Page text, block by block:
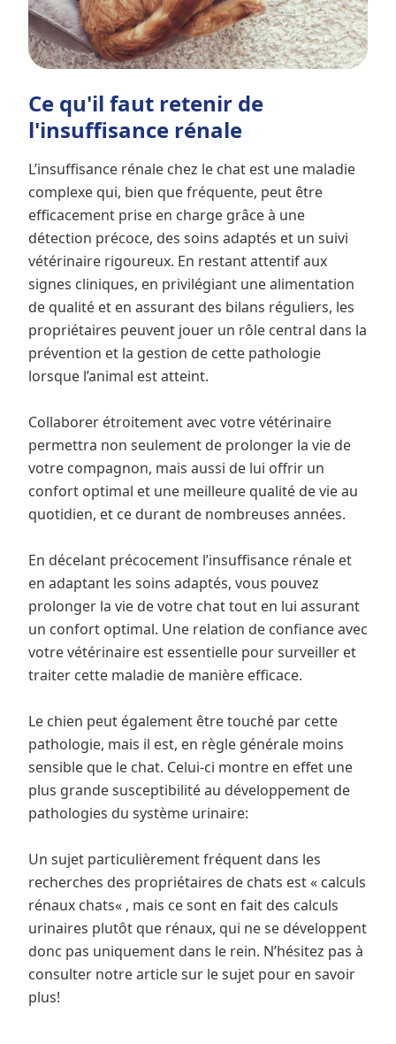
Ce qu'il faut retenir de
l'insuffisance rénale
L’insuffisance rénale chez le chat est une maladie
complexe qui, bien que fréquente, peut être
efficacement prise en charge grâce à une
détection précoce, des soins adaptés et un suivi
vétérinaire rigoureux. En restant attentif aux
signes cliniques, en privilégiant une alimentation
de qualité et en assurant des bilans réguliers, les
propriétaires peuvent jouer un rôle central dans la
prévention et la gestion de cette pathologie
lorsque l’animal est atteint.
Collaborer étroitement avec votre vétérinaire
permettra non seulement de prolonger la vie de
votre compagnon, mais aussi de lui offrir un
confort optimal et une meilleure qualité de vie au
quotidien, et ce durant de nombreuses années.
En décelant précocement l’insuffisance rénale et
en adaptant les soins adaptés, vous pouvez
prolonger la vie de votre chat tout en lui assurant
un confort optimal. Une relation de confiance avec
votre vétérinaire est essentielle pour surveiller et
traiter cette maladie de manière efficace.
Le chien peut également être touché par cette
pathologie, mais il est, en règle générale moins
sensible que le chat. Celui-ci montre en effet une
plus grande susceptibilité au développement de
pathologies du système urinaire:
Un sujet particulièrement fréquent dans les
recherches des propriétaires de chats est « calculs
rénaux chats« , mais ce sont en fait des calculs
urinaires plutôt que rénaux, qui ne se développent
donc pas uniquement dans le rein. N’hésitez pas à
consulter notre article sur le sujet pour en savoir
plus!